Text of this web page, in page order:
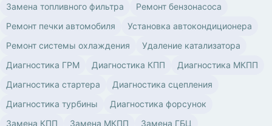
Замена топливного фильтра
Ремонт бензонасоса
Ремонт печки автомобиля
Установка автокондиционера
Ремонт системы охлаждения
Удаление катализатора
Диагностика ГРМ
Диагностика КПП
Диагностика МКПП
Диагностика стартера
Диагностика сцепления
Диагностика турбины
Диагностика форсунок
Замена КПП
Замена МКПП
Замена ГБЦ